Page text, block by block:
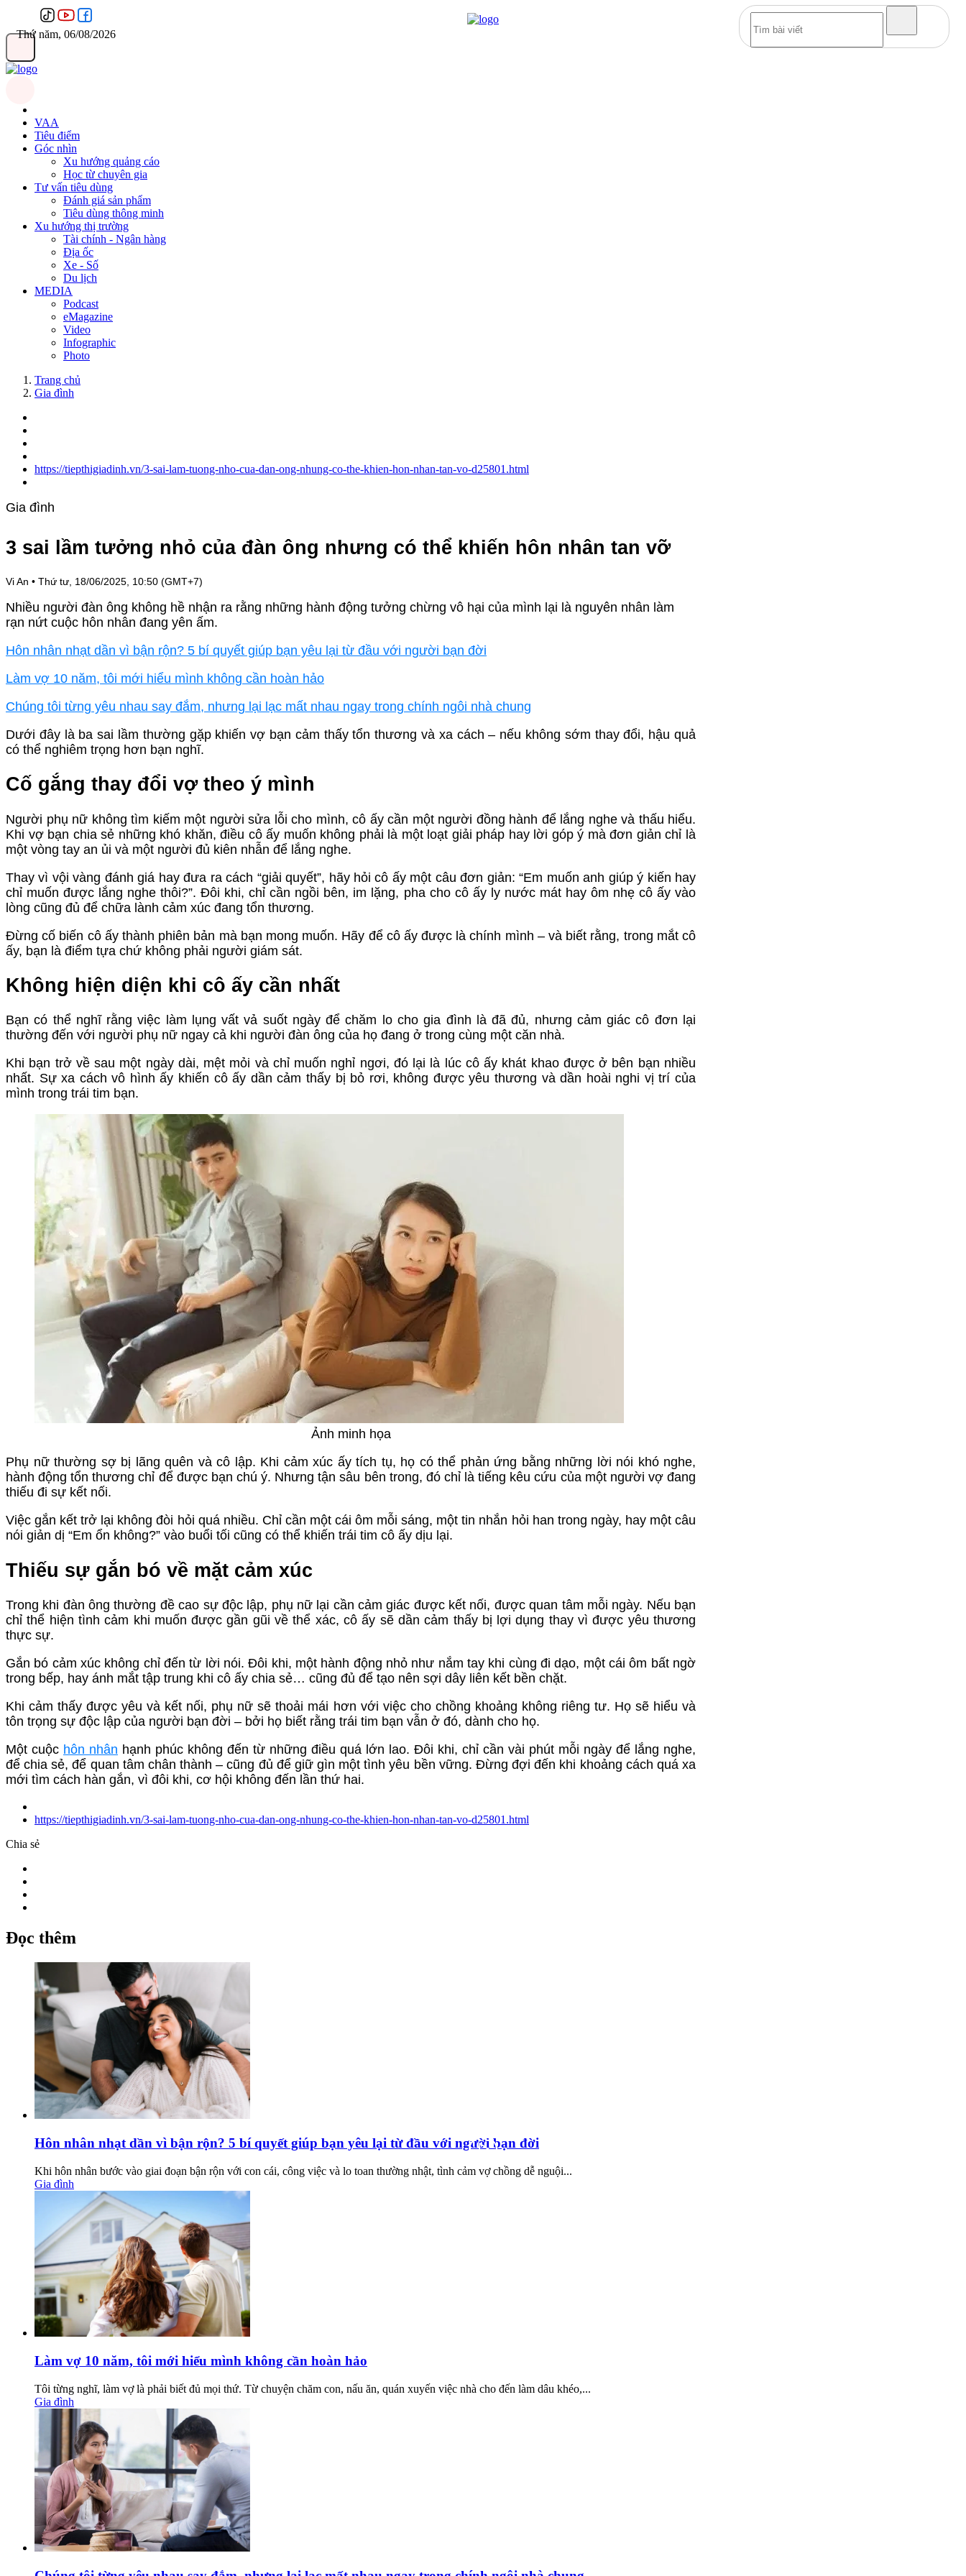
Thứ năm, 06/08/2026
VAA
Tiêu điểm
Góc nhìn
Xu hướng quảng cáo
Học từ chuyên gia
Tư vấn tiêu dùng
Đánh giá sản phẩm
Tiêu dùng thông minh
Xu hướng thị trường
Tài chính - Ngân hàng
Địa ốc
Xe - Số
Du lịch
MEDIA
Podcast
eMagazine
Video
Infographic
Photo
Trang chủ
Gia đình
https://tiepthigiadinh.vn/3-sai-lam-tuong-nho-cua-dan-ong-nhung-co-the-khien-hon-nhan-tan-vo-d25801.html
Gia đình
3 sai lầm tưởng nhỏ của đàn ông nhưng có thể khiến hôn nhân tan vỡ
Vi An • Thứ tư, 18/06/2025, 10:50 (GMT+7)
Nhiều người đàn ông không hề nhận ra rằng những hành động tưởng chừng vô hại của mình lại là nguyên nhân làm
rạn nứt cuộc hôn nhân đang yên ấm.
Hôn nhân nhạt dần vì bận rộn? 5 bí quyết giúp bạn yêu lại từ đầu với người bạn đời
Làm vợ 10 năm, tôi mới hiểu mình không cần hoàn hảo
Chúng tôi từng yêu nhau say đắm, nhưng lại lạc mất nhau ngay trong chính ngôi nhà chung
Dưới đây là ba sai lầm thường gặp khiến vợ bạn cảm thấy tổn thương và xa cách – nếu không sớm thay đổi, hậu quả
có thể nghiêm trọng hơn bạn nghĩ.
Cố gắng thay đổi vợ theo ý mình
Người phụ nữ không tìm kiếm một người sửa lỗi cho mình, cô ấy cần một người đồng hành để lắng nghe và thấu hiểu.
Khi vợ bạn chia sẻ những khó khăn, điều cô ấy muốn không phải là một loạt giải pháp hay lời góp ý mà đơn giản chỉ là
một vòng tay an ủi và một người đủ kiên nhẫn để lắng nghe.
Thay vì vội vàng đánh giá hay đưa ra cách “giải quyết”, hãy hỏi cô ấy một câu đơn giản: “Em muốn anh giúp ý kiến hay
chỉ muốn được lắng nghe thôi?”. Đôi khi, chỉ cần ngồi bên, im lặng, pha cho cô ấy ly nước mát hay ôm nhẹ cô ấy vào
lòng cũng đủ để chữa lành cảm xúc đang tổn thương.
Đừng cố biến cô ấy thành phiên bản mà bạn mong muốn. Hãy để cô ấy được là chính mình – và biết rằng, trong mắt cô
ấy, bạn là điểm tựa chứ không phải người giám sát.
Không hiện diện khi cô ấy cần nhất
Bạn có thể nghĩ rằng việc làm lụng vất vả suốt ngày để chăm lo cho gia đình là đã đủ, nhưng cảm giác cô đơn lại
thường đến với người phụ nữ ngay cả khi người đàn ông của họ đang ở trong cùng một căn nhà.
Khi bạn trở về sau một ngày dài, mệt mỏi và chỉ muốn nghỉ ngơi, đó lại là lúc cô ấy khát khao được ở bên bạn nhiều
nhất. Sự xa cách vô hình ấy khiến cô ấy dần cảm thấy bị bỏ rơi, không được yêu thương và dần hoài nghi vị trí của
mình trong trái tim bạn.
Ảnh minh họa
Phụ nữ thường sợ bị lãng quên và cô lập. Khi cảm xúc ấy tích tụ, họ có thể phản ứng bằng những lời nói khó nghe,
hành động tổn thương chỉ để được bạn chú ý. Nhưng tận sâu bên trong, đó chỉ là tiếng kêu cứu của một người vợ đang
thiếu đi sự kết nối.
Việc gắn kết trở lại không đòi hỏi quá nhiều. Chỉ cần một cái ôm mỗi sáng, một tin nhắn hỏi han trong ngày, hay một câu
nói giản dị “Em ổn không?” vào buổi tối cũng có thể khiến trái tim cô ấy dịu lại.
Thiếu sự gắn bó về mặt cảm xúc
Trong khi đàn ông thường đề cao sự độc lập, phụ nữ lại cần cảm giác được kết nối, được quan tâm mỗi ngày. Nếu bạn
chỉ thể hiện tình cảm khi muốn được gần gũi về thể xác, cô ấy sẽ dần cảm thấy bị lợi dụng thay vì được yêu thương
thực sự.
Gắn bó cảm xúc không chỉ đến từ lời nói. Đôi khi, một hành động nhỏ như nắm tay khi cùng đi dạo, một cái ôm bất ngờ
trong bếp, hay ánh mắt tập trung khi cô ấy chia sẻ… cũng đủ để tạo nên sợi dây liên kết bền chặt.
Khi cảm thấy được yêu và kết nối, phụ nữ sẽ thoải mái hơn với việc cho chồng khoảng không riêng tư. Họ sẽ hiểu và
tôn trọng sự độc lập của người bạn đời – bởi họ biết rằng trái tim bạn vẫn ở đó, dành cho họ.
Một cuộc hôn nhân hạnh phúc không đến từ những điều quá lớn lao. Đôi khi, chỉ cần vài phút mỗi ngày để lắng nghe,
để chia sẻ, để quan tâm chân thành – cũng đủ để giữ gìn một tình yêu bền vững. Đừng đợi đến khi khoảng cách quá xa
mới tìm cách hàn gắn, vì đôi khi, cơ hội không đến lần thứ hai.
https://tiepthigiadinh.vn/3-sai-lam-tuong-nho-cua-dan-ong-nhung-co-the-khien-hon-nhan-tan-vo-d25801.html
Chia sẻ
Đọc thêm
Hôn nhân nhạt dần vì bận rộn? 5 bí quyết giúp bạn yêu lại từ đầu với người bạn đời
Khi hôn nhân bước vào giai đoạn bận rộn với con cái, công việc và lo toan thường nhật, tình cảm vợ chồng dễ nguội...
Gia đình
Làm vợ 10 năm, tôi mới hiểu mình không cần hoàn hảo
Tôi từng nghĩ, làm vợ là phải biết đủ mọi thứ. Từ chuyện chăm con, nấu ăn, quán xuyến việc nhà cho đến làm dâu khéo,...
Gia đình